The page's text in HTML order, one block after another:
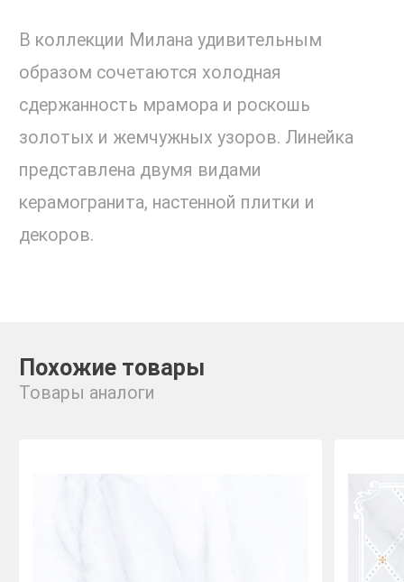
В коллекции Милана удивительным
образом сочетаются холодная
сдержанность мрамора и роскошь
золотых и жемчужных узоров. Линейка
представлена двумя видами
керамогранита, настенной плитки и
декоров.
Похожие товары
Товары аналоги